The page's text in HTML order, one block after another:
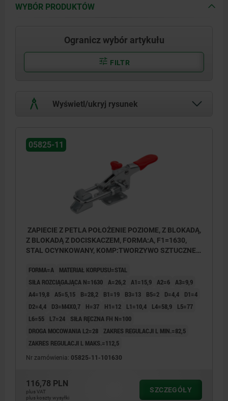
WYBÓR PRODUKTÓW
Ogranicz wybór artykułu
FILTR
Wyświetl/ukryj rysunek
05825-11
ZAPIECIE Z PETLA POŁOŻENIE POZIOME, Z BLOKADĄ,
Z BLOKADĄ Z DOCISKACZEM, FORMA:A, F1=1630,
STAL OCYNKOWANY, KOMP:TWORZYWO SZTUCZNE
FORMA=A
MATERIAŁ KORPUSU=STAL
SIŁA ROZCIĄGAJĄCA N=1630 A=26,2 A1=15,9 A2=6 A3=9,9
A4=19,8 A5=5,15 B=28,2 B1=19 B3=13 B5=2 D=4,4
D1=4
D2=4,4
D3=M4X0,7 H=37 H1=12 L1=10,4 L4=58,9
L5=77
L6=55
L7=24
SIŁA RĘCZNA FH N=100
DROGA MOCOWANIA L2=28 ZAKRES REGULACJI L MIN.=82,5
ZAKRES REGULACJI L MAKS.=112,5
Nr zamówienia: 05825-11-101630
116,78 PLN
plus VAT
plus koszty wysyłki
SZCZEGÓŁY